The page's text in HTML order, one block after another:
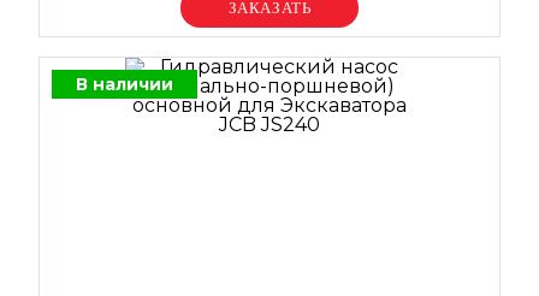
Уточняйте цену
В наличии